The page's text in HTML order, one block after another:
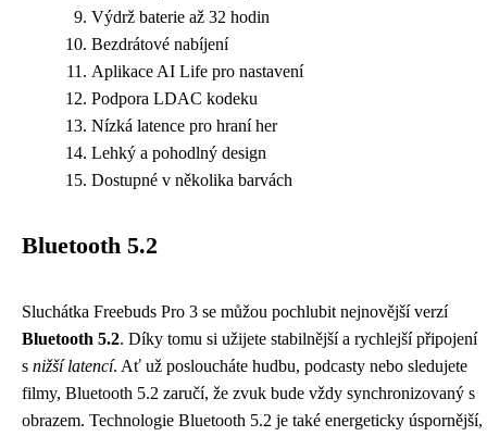
Výdrž baterie až 32 hodin
Bezdrátové nabíjení
Aplikace AI Life pro nastavení
Podpora LDAC kodeku
Nízká latence pro hraní her
Lehký a pohodlný design
Dostupné v několika barvách
Bluetooth 5.2
Sluchátka Freebuds Pro 3 se můžou pochlubit nejnovější verzí
Bluetooth 5.2. Díky tomu si užijete stabilnější a rychlejší připojení
s nižší latencí. Ať už posloucháte hudbu, podcasty nebo sledujete
filmy, Bluetooth 5.2 zaručí, že zvuk bude vždy synchronizovaný s
obrazem. Technologie Bluetooth 5.2 je také energeticky úspornější,